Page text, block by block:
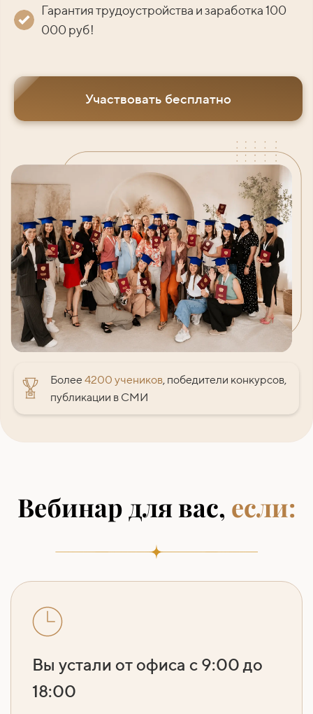
Гарантия трудоустройства и заработка 100
000 руб!
Участвовать бесплатно
Более 4200 учеников, победители конкурсов,
публикации в СМИ
Вебинар для вас, если:
Вы устали от офиса с 9:00 до
18:00